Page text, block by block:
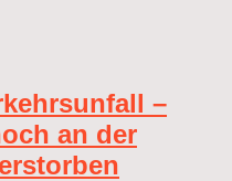
–
an der